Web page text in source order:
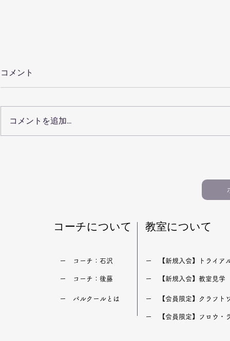
生・習い
コメント
コメントを追加…
​コーチについて ​教室について
​ー コーチ：石沢 ー 【新規入会】トライア
​ー コーチ：後藤 ​ー 【新規入会】教室見学
​ー パルクールとは ー 【会員限定】クラフト
ー 【会員限定】フロウ・